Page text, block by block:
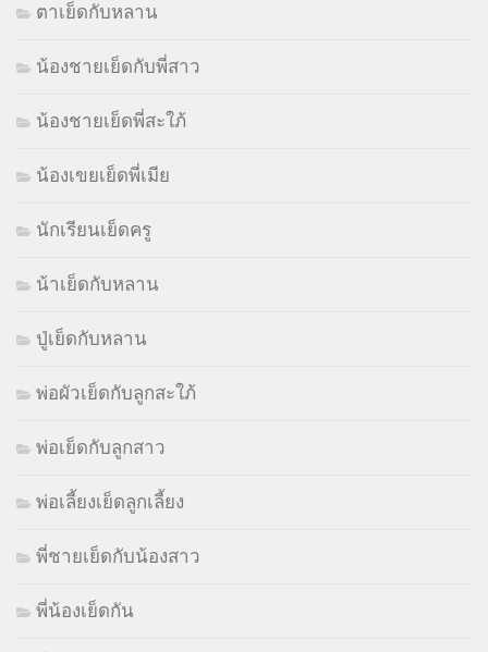
ตาเย็ดกับหลาน
น้องชายเย็ดกับพี่สาว
น้องชายเย็ดพี่สะใภ้
น้องเขยเย็ดพี่เมีย
นักเรียนเย็ดครู
น้าเย็ดกับหลาน
ปู่เย็ดกับหลาน
พ่อผัวเย็ดกับลูกสะใภ้
พ่อเย็ดกับลูกสาว
พ่อเลี้ยงเย็ดลูกเลี้ยง
พี่ชายเย็ดกับน้องสาว
พี่น้องเย็ดกัน